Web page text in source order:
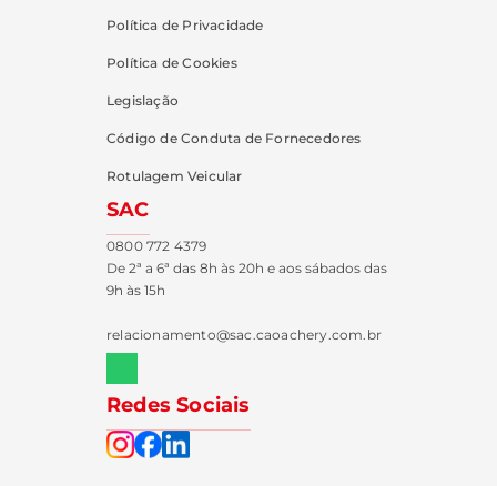
Política de Privacidade
Política de Cookies
Legislação
Código de Conduta de Fornecedores
Rotulagem Veicular
SAC
0800 772 4379
De 2ª a 6ª das 8h às 20h e aos sábados das
9h às 15h
relacionamento@sac.caoachery.com.br
Redes Sociais